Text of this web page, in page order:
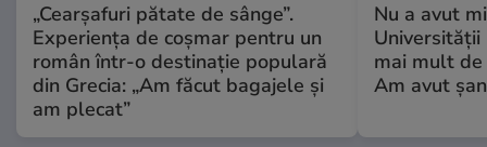
„Cearșafuri pătate de sânge”.
Experiența de coșmar pentru un
român într-o destinație populară
din Grecia: „Am făcut bagajele și
am plecat”
Nu a avut
Universității
mai mult
Am avut